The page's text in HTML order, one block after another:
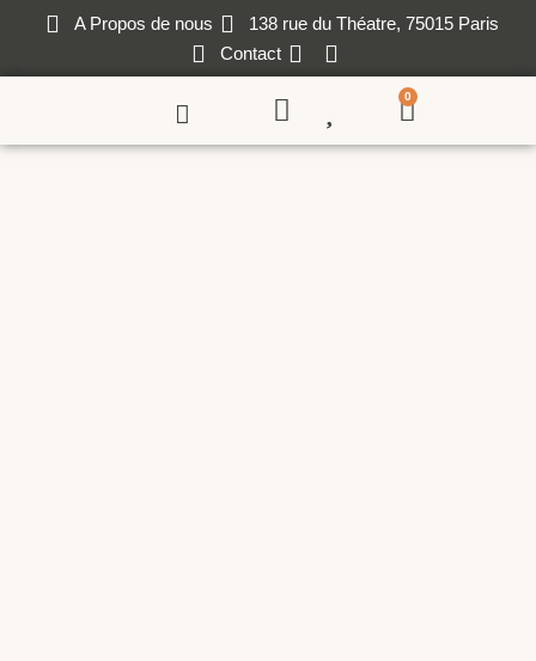
A Propos de nous
138 rue du Théatre, 75015 Paris
Contact
0